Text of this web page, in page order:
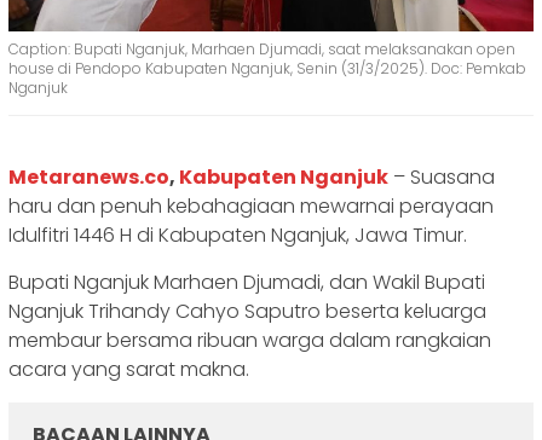
Caption: Bupati Nganjuk, Marhaen Djumadi, saat melaksanakan open
house di Pendopo Kabupaten Nganjuk, Senin (31/3/2025). Doc: Pemkab
Nganjuk
Metaranews.co, Kabupaten Nganjuk – Suasana
haru dan penuh kebahagiaan mewarnai perayaan
Idulfitri 1446 H di Kabupaten Nganjuk, Jawa Timur.
Bupati Nganjuk Marhaen Djumadi, dan Wakil Bupati
Nganjuk Trihandy Cahyo Saputro beserta keluarga
membaur bersama ribuan warga dalam rangkaian
acara yang sarat makna.